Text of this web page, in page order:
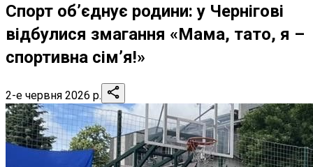
Спорт об’єднує родини: у Чернігові
відбулися змагання «Мама, тато, я –
спортивна сім’я!»
2-е червня 2026 р.